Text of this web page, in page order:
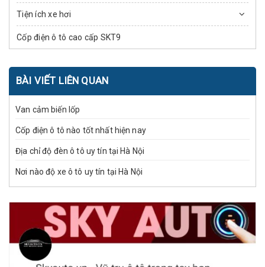
Tiện ích xe hơi
Cốp điện ô tô cao cấp SKT9
BÀI VIẾT LIÊN QUAN
Van cảm biến lốp
Cốp điện ô tô nào tốt nhất hiện nay
Địa chỉ độ đèn ô tô uy tín tại Hà Nội
Nơi nào độ xe ô tô uy tín tại Hà Nội